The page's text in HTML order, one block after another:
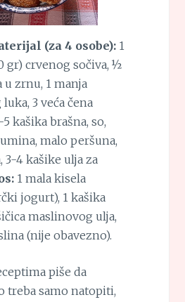
(za 4 osobe):1
gr) crvenog sočiva, ½
zrnu, 1 manja
3 veća čena
kašika brašna, so,
malo peršuna,
3-4 kašike ulja za
1 mala kisela
jogurt), 1 kašika
maslinovog ulja,
(nije obavezno).
piše da
treba samo natopiti,